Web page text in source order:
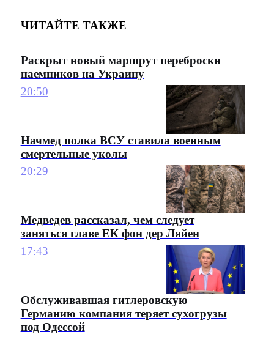
ЧИТАЙТЕ ТАКЖЕ
Раскрыт новый маршрут переброски
наемников на Украину
20:50
Начмед полка ВСУ ставила военным
смертельные уколы
20:29
Медведев рассказал, чем следует
заняться главе ЕК фон дер Ляйен
17:43
Обслуживавшая гитлеровскую
Германию компания теряет сухогрузы
под Одессой